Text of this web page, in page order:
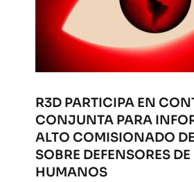
R3D PARTICIPA EN
CONJUNTA PARA
ALTO COMISIONADO
SOBRE DEFENSORES
HUMANOS